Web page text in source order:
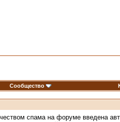
Сообщество
спама на форуме введена